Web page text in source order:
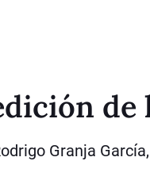
de
Granja